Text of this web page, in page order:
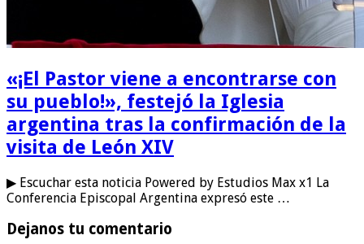
«¡El Pastor viene a encontrarse con
su pueblo!», festejó la Iglesia
argentina tras la confirmación de la
visita de León XIV
▶ Escuchar esta noticia Powered by Estudios Max x1 La
Conferencia Episcopal Argentina expresó este …
Dejanos tu comentario